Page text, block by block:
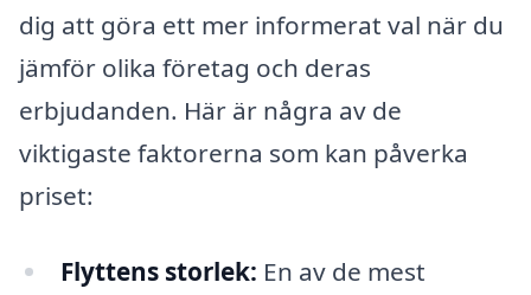
dig att göra ett mer informerat val när du
jämför olika företag och deras
erbjudanden. Här är några av de
viktigaste faktorerna som kan påverka
priset:
Flyttens storlek: En av de mest